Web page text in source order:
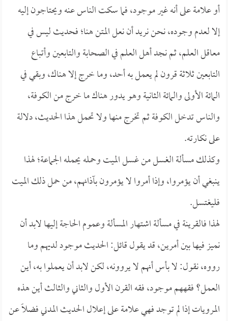
أو علامة على أنه غير موجود، فما سكت الناس عنه ويحتاجون إليه
إلا لعدم وجوده، نحن نريد أن نعل المتن هنا؛ فحديث ليس في
معاقل العلم، ثم نجد أهل العلم في الصحابة والتابعين وأتباع
التابعين ثلاثة قرون لم يعمل به أحد، وما خرج إلا هناك، وبقي في
المائة الأولى والمائة الثانية وهو يدور هناك ما خرج من الكوفة،
والناس تدخل الكوفة ثم تخرج منها ولا تحمل هذا الحديث، دلالة
على نكارته.
وكذلك مسألة الغسل من غسل الميت وحمله يحمله الجماعة؛ لهذا
ينبغي أن يؤمروا، وإذا أمروا لا يؤمرون بآذانهم، من حمل ذلك الميت
فليغتسل.
لهذا فالقرينة في مسألة اشتهار المسألة وعموم الحاجة إليها لابد أن
نميز فيها بين أمرين، قد يقول قائل: الحديث موجود لديهم وما
رووه، نقول: لا بأس أنهم لا يروونه، لكن لابد أن يعملوا به، أين
العمل؟ فقههم موجود، فقه القرن الأول والثاني والثالث أين هذه
المرويات إذا لم توجد فهي علامة على إعلال الحديث المدني فضلاً عن